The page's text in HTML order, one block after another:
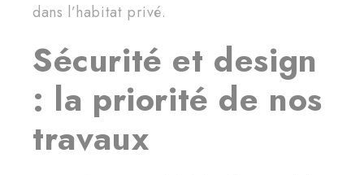
dans l’habitat privé.
Sécurité et design
: la priorité de nos
travaux